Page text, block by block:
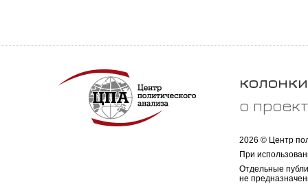
колонки
о
2026 © Центр
При
Отдельные
не